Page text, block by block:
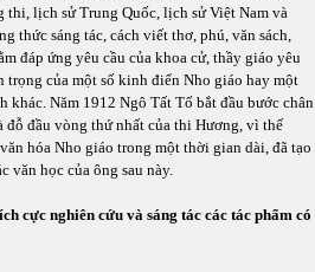
lịch sử Trung Quốc, lịch sử Việt Nam và
thức sáng tác, cách viết thơ, phú, văn sách,
đáp ứng yêu cầu của khoa cử, thầy giáo yêu
trọng của một số kinh điển Nho giáo hay một
khác. Năm 1912 Ngô Tất Tố bắt đầu bước chân
đầu vòng thứ nhất của thi Hương, vì thế
hóa Nho giáo trong một thời gian dài, đã tạo
văn học của ông sau này.
cực nghiên cứu và sáng tác các tác phẩm có